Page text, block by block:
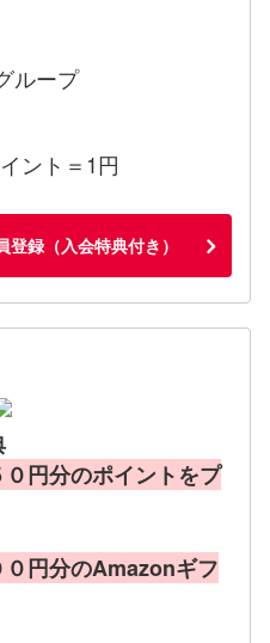
ループ
ント＝1円
録（入会特典付き）
円分のポイントをプ
円分のAmazonギフ